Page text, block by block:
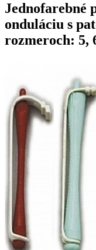
Jednofarebné
onduláciu s
rozmeroch: 5,